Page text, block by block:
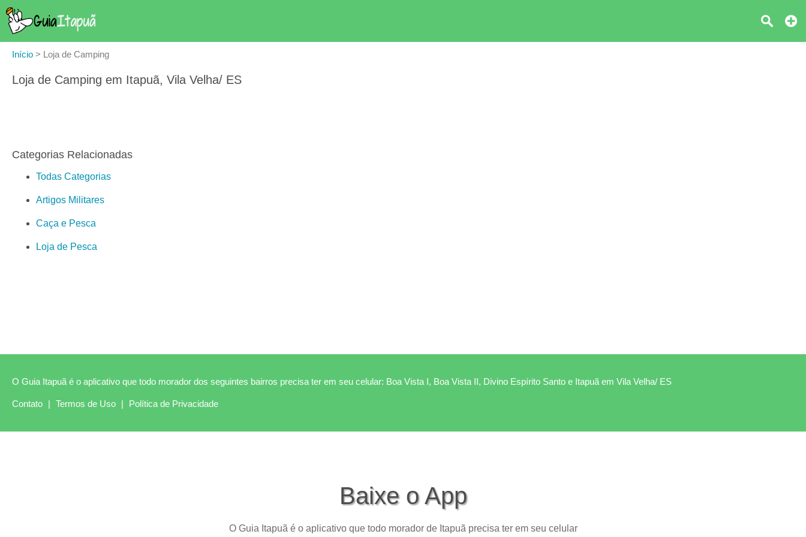
Início > Loja de Camping
Loja de Camping em Itapuã, Vila Velha/ ES
Categorias Relacionadas
Todas Categorias
Artigos Militares
Caça e Pesca
Loja de Pesca
O Guia Itapuã é o aplicativo que todo morador dos seguintes bairros precisa ter em seu celular: Boa Vista I, Boa Vista II, Divino Espírito Santo e Itapuã em Vila Velha/ ES
Contato | Termos de Uso | Política de Privacidade
Baixe o App
O Guia Itapuã é o aplicativo que todo morador de Itapuã precisa ter em seu celular